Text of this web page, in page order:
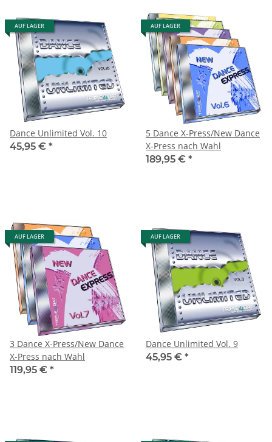
AUF LAGER
Dance Unlimited Vol. 10
45,95 € *
AUF LAGER
5 Dance X-Press/New Dance
X-Press nach Wahl
189,95 € *
AUF LAGER
3 Dance X-Press/New Dance
X-Press nach Wahl
119,95 € *
AUF LAGER
Dance Unlimited Vol. 9
45,95 € *